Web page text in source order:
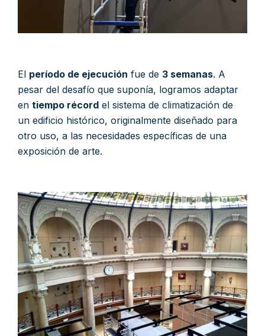
El período de ejecución fue de 3 semanas. A
pesar del desafío que suponía, logramos adaptar
en tiempo récord el sistema de climatización de
un edificio histórico, originalmente diseñado para
otro uso, a las necesidades específicas de una
exposición de arte.